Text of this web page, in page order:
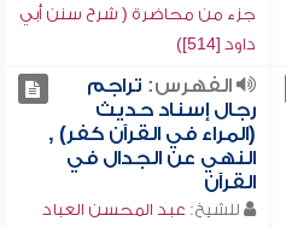
جزء من محاضرة ( شرح سنن أبي
داود [514])
الفهرس: تراجم
رجال إسناد حديث
(المراء في القرآن كفر) ,
النهي عن الجدال في
القرآن
للشيخ: عبد المحسن العباد